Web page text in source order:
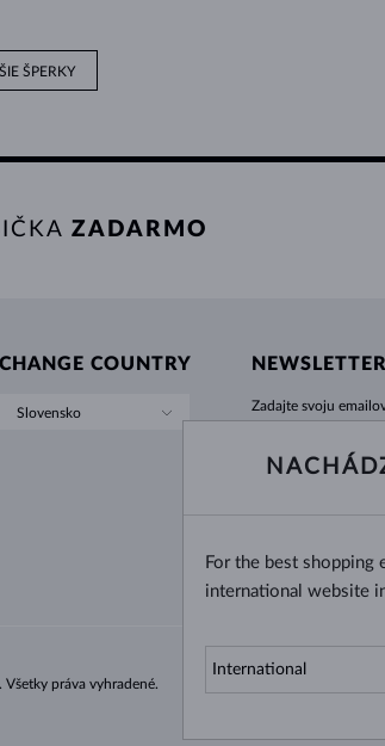
ŠPERKY
ZADARMO
CHANGE COUNTRY
Slovensko
NEWSLETTER
Zadajte svoju
Žiadna novinka,
Áno, chcem
práva vyhradené.
For the best shopping
international website